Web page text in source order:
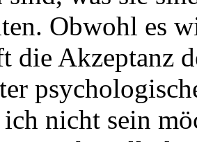
Obwohl es
die Akzeptanz
ich nicht sein